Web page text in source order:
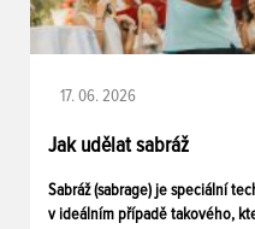
17. 06. 2026
Jak udělat sabráž
Sabráž (sabrage) je speciální
v ideálním případě takového,